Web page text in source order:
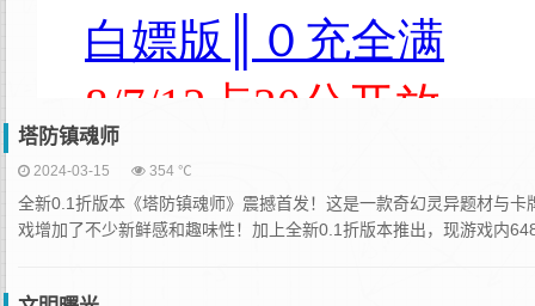
塔防镇魂师
2024-03-15 354 ℃
全新0.1折版本《塔防镇魂师》震撼首发！这是一款奇幻灵异题材与
戏增加了不少新鲜感和趣味性！加上全新0.1折版本推出，现游戏内